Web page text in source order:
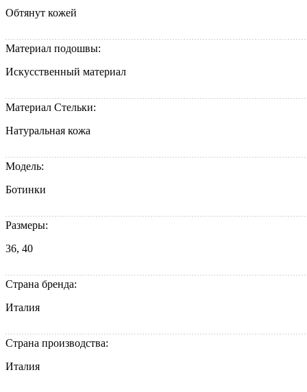
Обтянут кожей
Материал подошвы:
Искусственный материал
Материал Стельки:
Натуральная кожа
Модель:
Ботинки
Размеры:
36, 40
Страна бренда:
Италия
Страна производства:
Италия